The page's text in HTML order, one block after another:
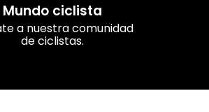
Mundo ciclista
a nuestra comunidad
de ciclistas.